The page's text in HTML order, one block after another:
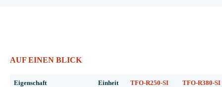
AUF EINEN BLICK
Eigenschaft Einheit TFO-R250-SI TFO-R380-SI